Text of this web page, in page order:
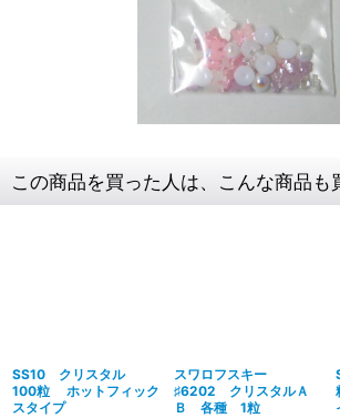
この商品を買った人は、こんな商品も
SS10 クリスタル
100粒 ホットフィック
スタイプ
スワロフスキー
♯6202 クリスタルＡ
Ｂ 各種 1粒